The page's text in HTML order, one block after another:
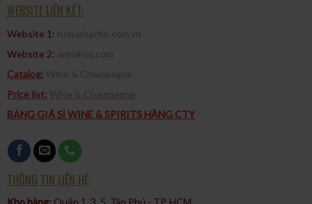
WEBSITE LIÊN KẾT:
Website 1: ruouphache.com.vn
Website 2: anhahuy.com
Catalog: Wine & Champagne
Price list: Wine & Champagne
BẢNG GIÁ SỈ WINE & SPIRITS HÀNG CTY
THÔNG TIN LIÊN HỆ
Kho hàng: Quận 1, 3, 5, Tân Phú - TP. HCM​